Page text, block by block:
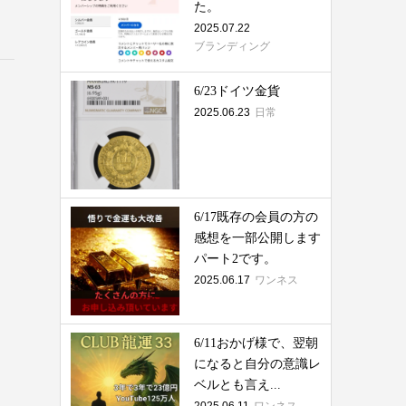
た。
2025.07.22
ブランディング
6/23ドイツ金貨
2025.06.23 日常
6/17既存の会員の方の
感想を一部公開します
パート2です。
2025.06.17 ワンネス
6/11おかげ様で、翌朝
になると自分の意識レ
ベルとも言え...